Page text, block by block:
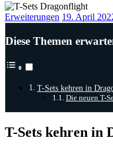
Erweiterungen 19. April
Diese Themen
T-Sets kehren in
Die neuen T-
T-Sets kehren in